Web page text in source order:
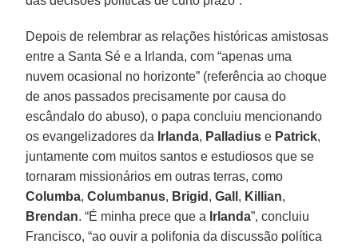
Depois de relembrar as relações históricas amistosas
entre a Santa Sé e a Irlanda, com “apenas uma
nuvem ocasional no horizonte” (referência ao choque
de anos passados precisamente por causa do
escândalo do abuso), o papa concluiu mencionando
os evangelizadores da Irlanda, Palladius e Patrick,
juntamente com muitos santos e estudiosos que se
tornaram missionários em outras terras, como
Columba,Columbanus, Brigid ,Gall , Killian,
Brendan. “É minha prece que a Irlanda”, concluiu
Francisco, “ao ouvir a polifonia da discussão política